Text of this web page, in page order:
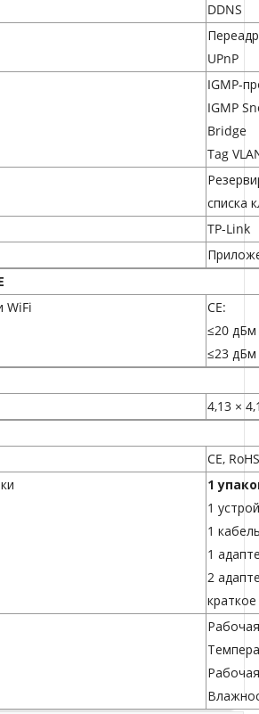
DDNS
UPnP
IGMP-
IGMP
Bridge
Tag
списка
TP-Link
WiFi
CE:
≤20 дБм
≤23 дБм
4,13 ×
CE, RoHS
1
1
1
1
2